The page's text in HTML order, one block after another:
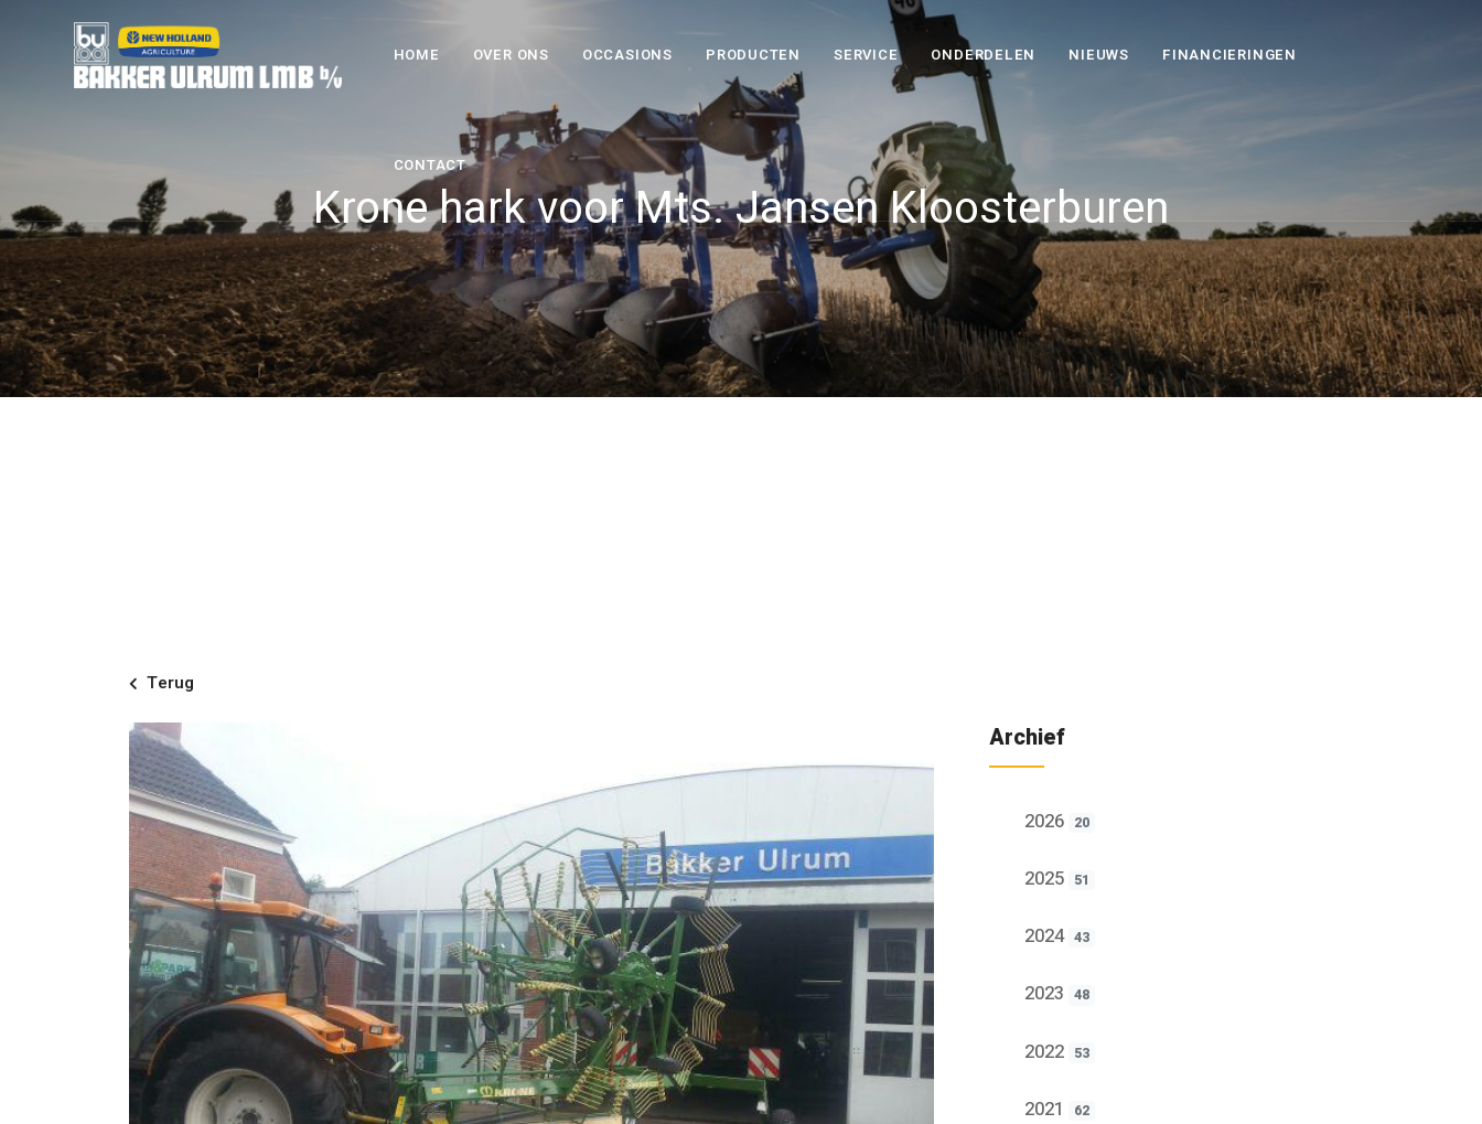
HOME OVER ONS OCCASIONS PRODUCTEN SERVICE ONDERDELEN NIEUWS FINANCIERINGEN
CONTACT
Krone hark voor Mts. Jansen Kloosterburen
Terug
Archief
2026 20
2025 51
2024 43
2023 48
2022 53
2021 62